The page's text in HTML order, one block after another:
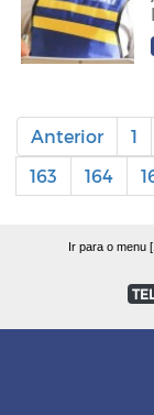
Anterior 1
163
164
Ir para o menu